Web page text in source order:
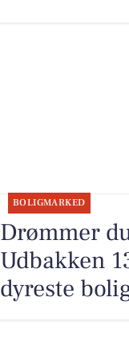
BOLIGMARKED
Drømmer
Udbakken
dyreste